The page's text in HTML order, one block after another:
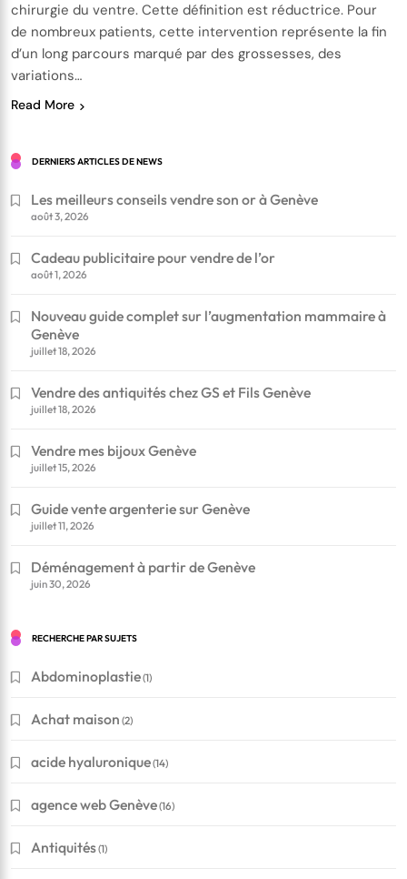
chirurgie du ventre. Cette définition est réductrice. Pour
de nombreux patients, cette intervention représente la fin
d’un long parcours marqué par des grossesses, des
variations…
Read More
DERNIERS ARTICLES DE NEWS
Les meilleurs conseils vendre son or à Genève
août 3, 2026
Cadeau publicitaire pour vendre de l’or
août 1, 2026
Nouveau guide complet sur l’augmentation mammaire à
Genève
juillet 18, 2026
Vendre des antiquités chez GS et Fils Genève
juillet 18, 2026
Vendre mes bijoux Genève
juillet 15, 2026
Guide vente argenterie sur Genève
juillet 11, 2026
Déménagement à partir de Genève
juin 30, 2026
RECHERCHE PAR SUJETS
Abdominoplastie(1)
Achat maison (2)
acide hyaluronique(14)
agence web Genève(16)
Antiquités(1)